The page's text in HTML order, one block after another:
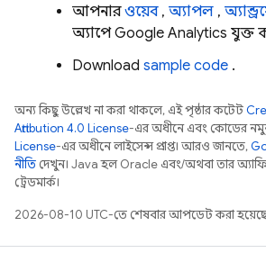
আপনারওয়েব, অ্যাপল ,
অ্যাপেGoogle Analytics যুক্ত
Download sample code .
অন্য কিছু উল্লেখ না করা থাকলে, এই পৃষ্ঠার কন্টেন্ট
Attribution 4.0 License-এর অধীনে এবং কোডের
License-এর অধীনে লাইসেন্স প্রাপ্ত। আরও জানতে,
নীতি দেখুন। Java হল Oracle এবং/অথবা তার
ট্রেডমার্ক।
2026-08-10 UTC-তে শেষবার আপডেট করা